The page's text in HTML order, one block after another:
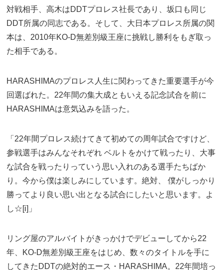
対戦相手、高木はDDTプロレス社長であり、坂口も同じ
DDT所属の同志である。そして、大日本プロレス所属の関
本は、2010年KO-D無差別級王座に挑戦し勝利をもぎ取っ
た相手である。
HARASHIMAのプロレス人生に関わってきた重要選手が今
回選ばれた。22年間の集大成ともいえる記念試合を前に
HARASHIMAは意気込みを語った。
「22年間プロレス続けてきて初めての周年試合ですけど、
参戦選手はみんなそれぞれ ベルトをかけて戦ったり、大事
な試合を戦ったりっていう思い入れのある選手たちばか
り。今から僕は楽しみにしています。絶対、 僕がしっかり
勝ってより良い思い出となる試合にしたいと思います。よ
し☆[i]」
リング屋のアルバイトがきっかけでデビューしてから22
年、KO-D無差別級王座をはじめ、数々のタイトルを手に
してきたDDTの絶対的エース・HARASHIMA。22年間培っ